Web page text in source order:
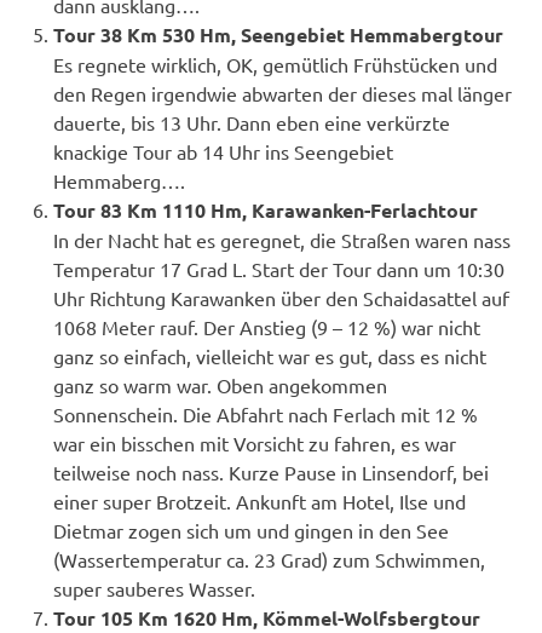
Tour 38 Km 530 Hm, Seengebiet Hemmabergtour
Es regnete wirklich, OK, gemütlich Frühstücken und
den Regen irgendwie abwarten der dieses mal länger
dauerte, bis 13 Uhr. Dann eben eine verkürzte
knackige Tour ab 14 Uhr ins Seengebiet
Hemmaberg….
Tour 83 Km 1110 Hm, Karawanken-Ferlachtour
In der Nacht hat es geregnet, die Straßen waren nass
Temperatur 17 Grad L. Start der Tour dann um 10:30
Uhr Richtung Karawanken über den Schaidasattel auf
1068 Meter rauf. Der Anstieg (9 – 12 %) war nicht
ganz so einfach, vielleicht war es gut, dass es nicht
ganz so warm war. Oben angekommen
Sonnenschein. Die Abfahrt nach Ferlach mit 12 %
war ein bisschen mit Vorsicht zu fahren, es war
teilweise noch nass. Kurze Pause in Linsendorf, bei
einer super Brotzeit. Ankunft am Hotel, Ilse und
Dietmar zogen sich um und gingen in den See
(Wassertemperatur ca. 23 Grad) zum Schwimmen,
super sauberes Wasser.
Tour 105 Km 1620 Hm, Kömmel-Wolfsbergtour